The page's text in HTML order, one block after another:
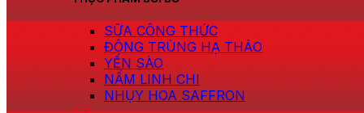
SỮA CÔNG THỨC
ĐÔNG TRÙNG HẠ THẢO
YẾN SÀO
NẤM LINH CHI
NHỤY HOA SAFFRON